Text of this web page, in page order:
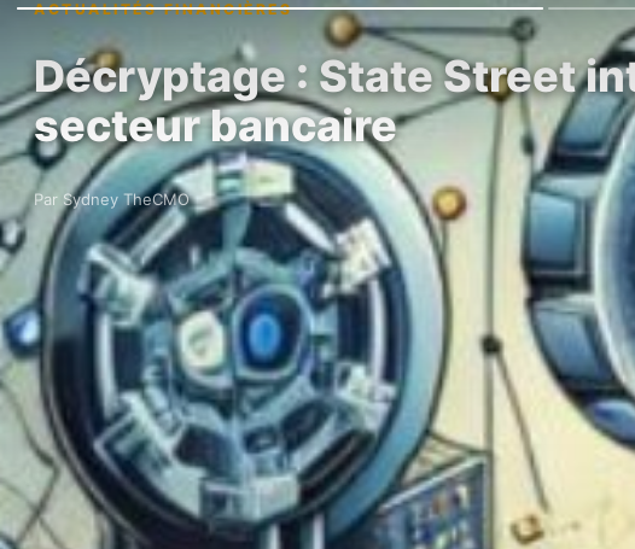
ACTUALITÉS FINANCIÈRES
Décryptage : State Street
secteur bancaire
Par Sydney TheCMO